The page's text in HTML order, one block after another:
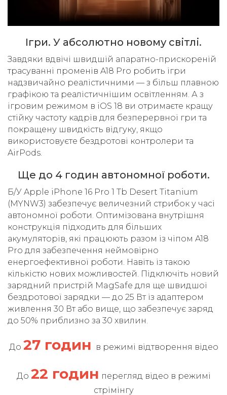
Ігри. У абсолютно новому світлі.
Завдяки вдвічі швидшій апаратно-прискореній
трасуванні променів A18 Pro робить ігри
надзвичайно реалістичними — з більш плавною
графікою та реалістичнішим освітленням. А з
ігровим режимом в iOS 18 ви отримаєте кращу
стійку частоту кадрів для безперервної гри та
покращену швидкість відгуку, якщо
використовуєте бездротові контролери та
AirPods.
Ще до 4 годин автономної роботи.
Б/У Apple iPhone 16 Pro 1 Tb Desert Titanium
(MYNW3) забезпечує величезний стрибок у часі
автономної роботи. Оптимізована внутрішня
конструкція підходить для більших
акумуляторів, які працюють разом із чіпом A18
Pro для забезпечення неймовірно
енергоефективної роботи. Навіть із такою
кількістю нових можливостей. Підключіть новий
зарядний пристрій MagSafe для ще швидшої
бездротової зарядки — до 25 Вт із адаптером
живлення 30 Вт або вище, що забезпечує заряд
до 50% приблизно за 30 хвилин.
До 27 годин в режимі відтворення відео
До 22 годин перегляд відео в режимі
стрімінгу